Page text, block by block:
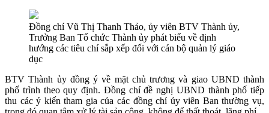
Đồng chí Vũ Thị Thanh Thảo, ủy viên BTV Thành ủy,
Trưởng Ban Tổ chức Thành ủy phát biểu về định
hướng các tiêu chí sắp xếp đối với cán bộ quản lý giáo
dục
BTV Thành ủy đồng ý về mặt chủ trương và giao UBND thành
phố trình theo quy định. Đồng chí đề nghị UBND thành phố tiếp
thu các ý kiến tham gia của các đồng chí ủy viên Ban thường vụ,